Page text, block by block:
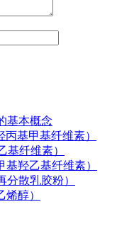
基本概念
丙基甲基纤维素）
基纤维素）
基羟乙基纤维素）
分散乳胶粉）
烯醇）